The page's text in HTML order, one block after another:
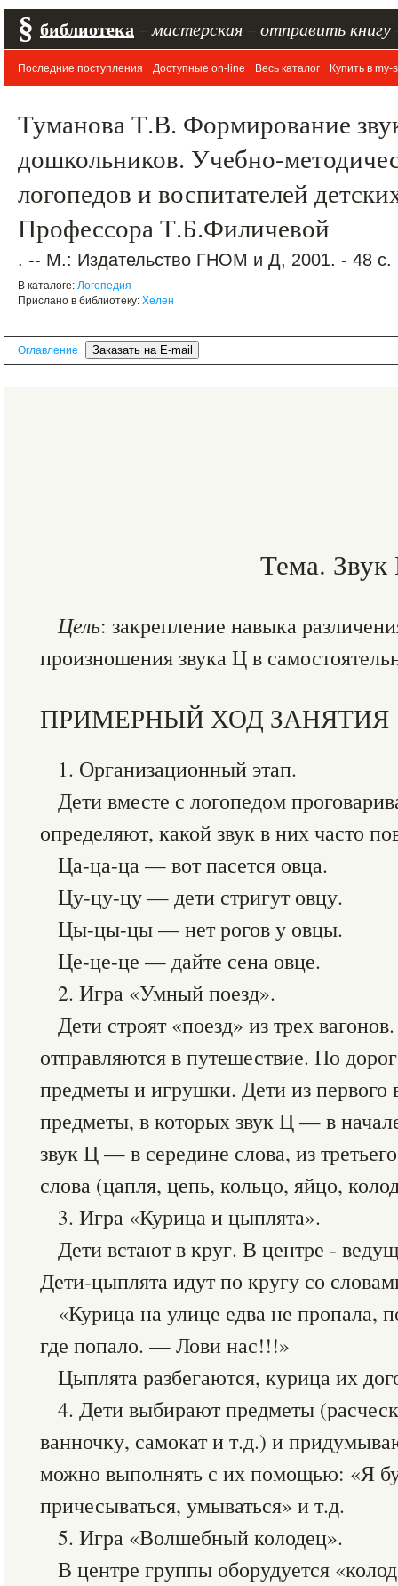
§ библиотека мастерская отправить книгу
Последние поступления Доступные on-line Весь каталог Купить в my-
Туманова Т.В. Формирование
дошкольников. Учебно-
логопедов и воспитателей
Профессора Т.Б.Филичевой
. -- М.: Издательство ГНОМ и Д, 2001. - 48 с.
В каталоге: Логопедия
Прислано в библиотеку: Хелен
Оглавление
Тема.
Цель: закрепление навыка
произношения звука Ц в
ПРИМЕРНЫЙ ХОД ЗАНЯТИЯ
1. Организационный этап.
Дети вместе с логопедом
определяют, какой звук в них часто
Ца-ца-ца — вот пасется овца.
Цу-цу-цу — дети стригут овцу.
Цы-цы-цы — нет рогов у овцы.
Це-це-це — дайте сена овце.
2. Игра «Умный поезд».
Дети строят «поезд» из трех
отправляются в путешествие. По
предметы и игрушки. Дети из первого
предметы, в которых звук Ц — в
звук Ц — в середине слова, из
слова (цапля, цепь, кольцо, яйцо,
3. Игра «Курица и цыплята».
Дети встают в круг. В центре -
Дети-цыплята идут по кругу со
«Курица на улице едва не пропала,
где попало. — Лови нас!!!»
Цыплята разбегаются, курица их
4. Дети выбирают предметы
ванночку, самокат и т.д.) и
можно выполнять с их помощью: «Я
причесываться, умываться» и т.д.
5. Игра «Волшебный колодец».
В центре группы оборудуется